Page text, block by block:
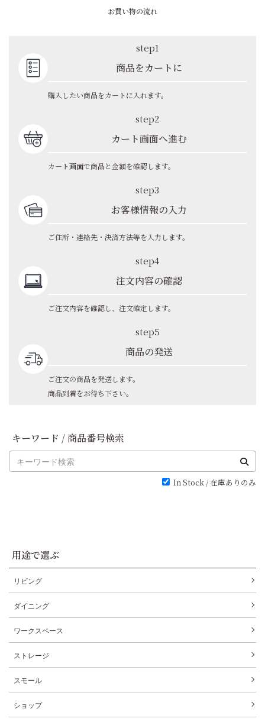
お買い物の流れ
step1
商品をカートに
購入したい商品をカートに入れます。
step2
カート画面へ進む
カート画面で商品と金額を確認します。
step3
お客様情報の入力
ご住所・連絡先・決済方法等を入力します。
step4
注文内容の確認
ご注文内容を確認し、注文確定します。
step5
商品の発送
ご注文の商品を発送します。
商品到着をお待ち下さい。
キーワード / 商品番号検索
In Stock / 在庫ありのみ
用途で選ぶ
リビング
ダイニング
ワークスペース
ストレージ
スモール
ショップ